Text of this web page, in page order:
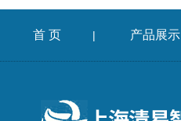
首 页 | 产品展示